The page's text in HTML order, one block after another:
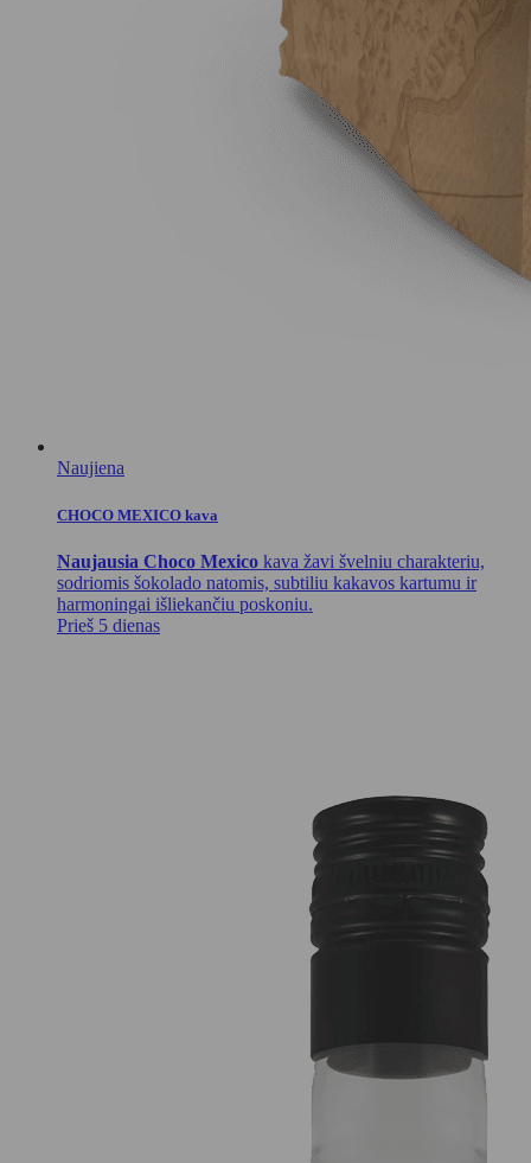
Naujiena
CHOCO MEXICO kava
Naujausia Choco Mexico kava žavi švelniu charakteriu,
sodriomis šokolado natomis, subtiliu kakavos kartumu ir
harmoningai išliekančiu poskoniu.
Prieš 5 dienas